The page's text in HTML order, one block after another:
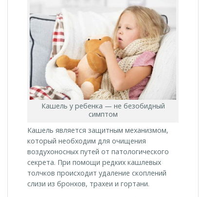
Кашель у ребенка — не безобидный
симптом
Кашель является защитным механизмом,
который необходим для очищения
воздухоносных путей от патологического
секрета. При помощи редких кашлевых
толчков происходит удаление скоплений
слизи из бронхов, трахеи и гортани.